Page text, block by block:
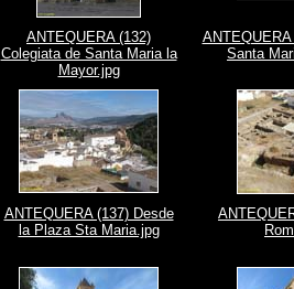
ANTEQUERA (132)
Colegiata de Santa Maria la
Mayor.jpg
Santa
ANTEQUERA (137) Desde
la Plaza Sta Maria.jpg